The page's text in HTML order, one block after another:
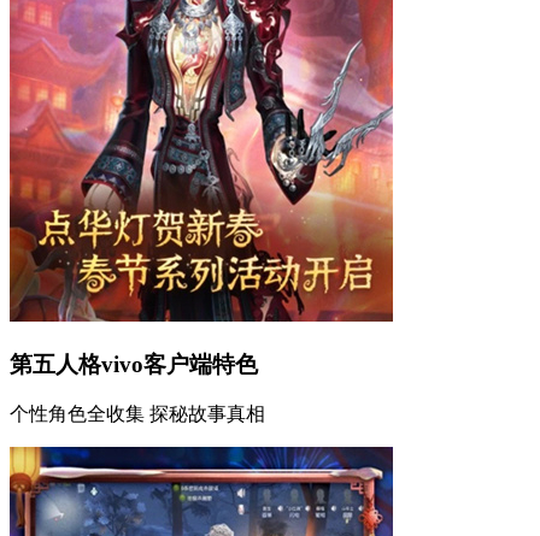
第五人格vivo客户端特色
个性角色全收集 探秘故事真相